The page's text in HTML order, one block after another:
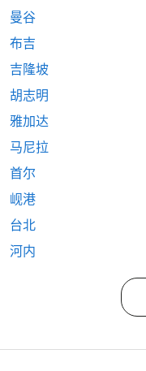
曼谷
布吉
吉隆坡
胡志明
雅加达
马尼拉
首尔
岘港
台北
河内